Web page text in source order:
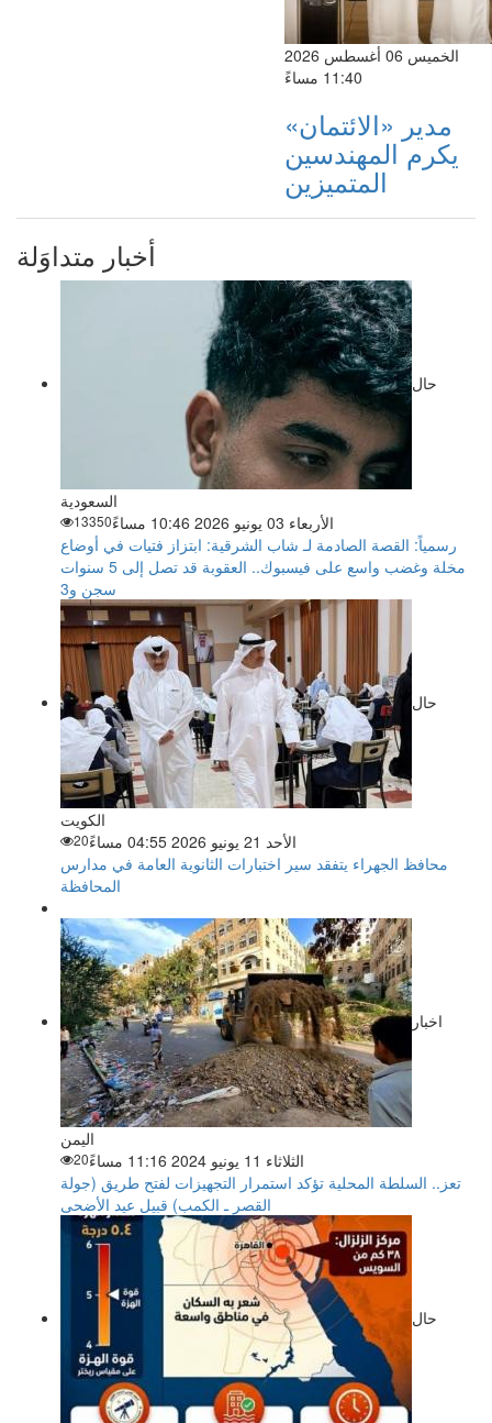
الخميس 06 أغسطس 2026
11:40 مساءً
مدير «الائتمان»
يكرم المهندسين
المتميزين
أخبار متداوَلة
حال
السعودية
الأربعاء 03 يونيو 2026 10:46 مساءً
13350
رسمياً: القصة الصادمة لـ شاب الشرقية: ابتزاز فتيات في أوضاع
مخلة وغضب واسع على فيسبوك.. العقوبة قد تصل إلى 5 سنوات
سجن و3
حال
الكويت
الأحد 21 يونيو 2026 04:55 مساءً
20
محافظ الجهراء يتفقد سير اختبارات الثانوية العامة في مدارس
المحافظة
اخبار
اليمن
الثلاثاء 11 يونيو 2024 11:16 مساءً
20
تعز.. السلطة المحلية تؤكد استمرار التجهيزات لفتح طريق (جولة
القصر ـ الكمب) قبيل عيد الأضحى
حال